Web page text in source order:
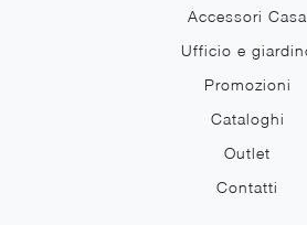
Accessori Casa
Ufficio e
Promozioni
Cataloghi
Outlet
Contatti